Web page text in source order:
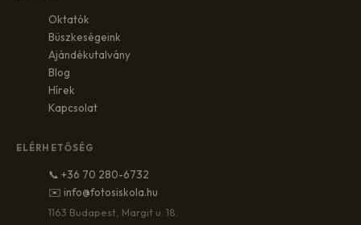
Oktatók
Büszkeségeink
Ajándékutalvány
Blog
Hírek
Kapcsolat
ELÉRHETŐSÉG
📞 +36 70 280-6732
✉️ info@fotosiskola.hu
1163 Budapest, Margit u. 18.